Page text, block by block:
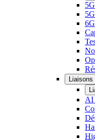
Liaisons
AI